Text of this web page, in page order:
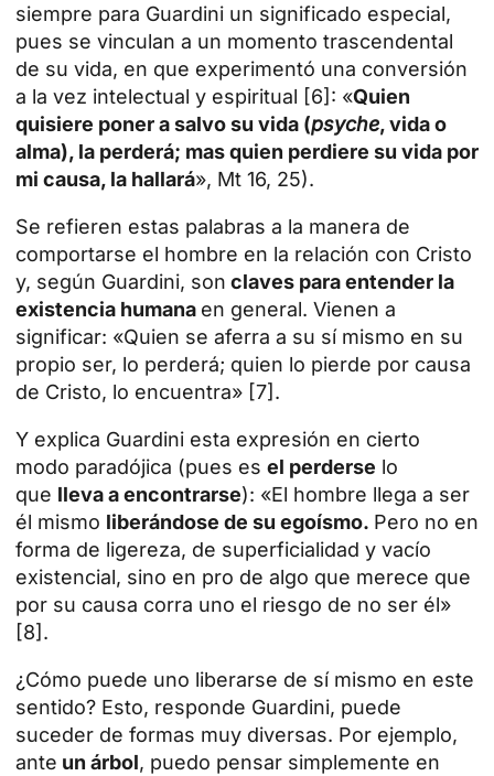
siempre para Guardini un significado especial,
pues se vinculan a un momento trascendental
de su vida, en que experimentó una conversión
a la vez intelectual y espiritual [6]: «Quien
quisiere poner a salvo su vida (psyche, vida o
alma), la perderá; mas quien perdiere su vida por
mi causa, la hallará», Mt 16, 25).
Se refieren estas palabras a la manera de
comportarse el hombre en la relación con Cristo
y, según Guardini, son claves para entender la
existencia humana en general. Vienen a
significar: «Quien se aferra a su sí mismo en su
propio ser, lo perderá; quien lo pierde por causa
de Cristo, lo encuentra» [7].
Y explica Guardini esta expresión en cierto
modo paradójica (pues es el perderse lo
que lleva a encontrarse): «El hombre llega a ser
él mismo liberándose de su egoísmo. Pero no en
forma de ligereza, de superficialidad y vacío
existencial, sino en pro de algo que merece que
por su causa corra uno el riesgo de no ser él»
[8].
¿Cómo puede uno liberarse de sí mismo en este
sentido? Esto, responde Guardini, puede
suceder de formas muy diversas. Por ejemplo,
ante un árbol, puedo pensar simplemente en